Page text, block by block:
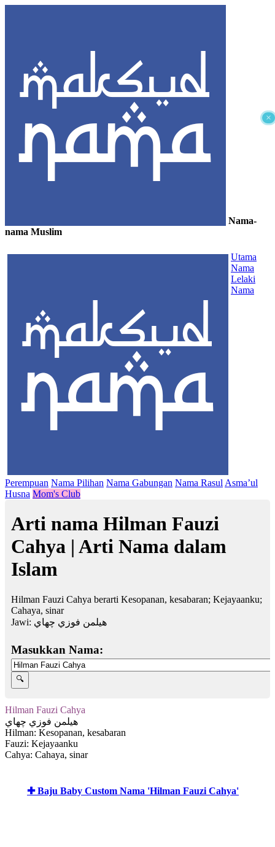
×
Nama-
nama Muslim
Utama
Nama
Lelaki
Nama
Perempuan Nama Pilihan Nama Gabungan Nama Rasul Asma’ul
Husna Mom's Club
Arti nama Hilman Fauzi
Cahya | Arti Nama dalam
Islam
Hilman Fauzi Cahya berarti Kesopanan, kesabaran; Kejayaanku;
Cahaya, sinar
Jawi: هيلمن فوزي چهاي
Masukkan Nama:
Hilman Fauzi Cahya
هيلمن فوزي چهاي
Hilman: Kesopanan, kesabaran
Fauzi: Kejayaanku
Cahya: Cahaya, sinar
✚ Baju Baby Custom Nama 'Hilman Fauzi Cahya'